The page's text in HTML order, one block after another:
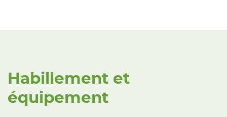
Habillement et
équipement